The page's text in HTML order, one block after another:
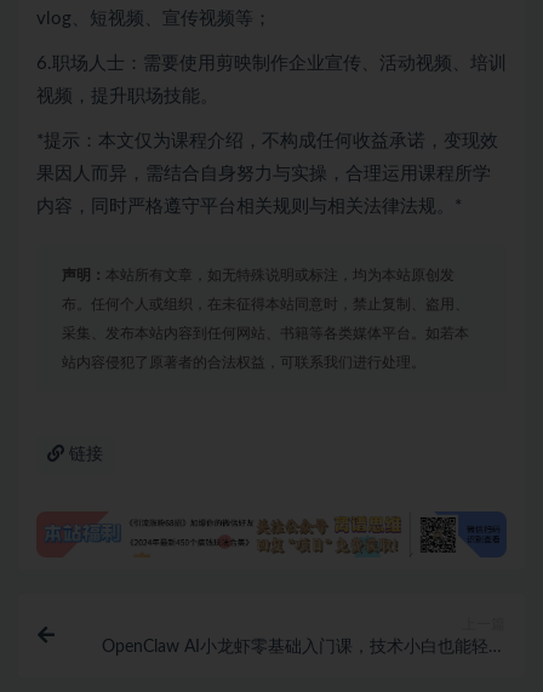
vlog、短视频、宣传视频等；
6.职场人士：需要使用剪映制作企业宣传、活动视频、培训
视频，提升职场技能。
*提示：本文仅为课程介绍，不构成任何收益承诺，变现效
果因人而异，需结合自身努力与实操，合理运用课程所学
内容，同时严格遵守平台相关规则与相关法律法规。*
声明： 本站所有文章，如无特殊说明或标注，均为本站原创发
布。任何个人或组织，在未征得本站同意时，禁止复制、盗用、
采集、发布本站内容到任何网站、书籍等各类媒体平台。如若本
站内容侵犯了原著者的合法权益，可联系我们进行处理。
链接
OpenClaw AI小龙虾零基础入门课，技术小白也能轻松